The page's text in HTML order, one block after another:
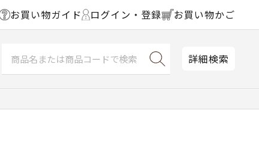
お買い物ガイド ログイン・登録 お買い物かご
詳細検索